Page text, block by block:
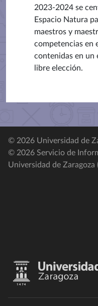
2023-2024 se
Espacio Natura
maestros y
competencias en
contenidas en un
libre elección.
© 2026 Universidad de
© 2026 Servicio de
Universidad de Zaragoza